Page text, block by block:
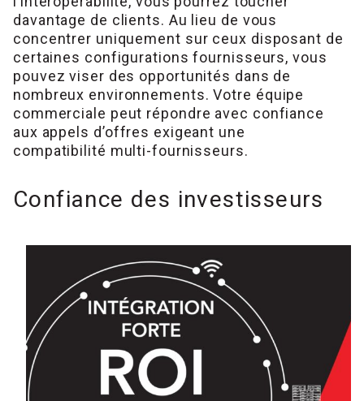
davantage de clients. Au lieu de vous
concentrer uniquement sur ceux disposant de
certaines configurations fournisseurs, vous
pouvez viser des opportunités dans de
nombreux environnements. Votre équipe
commerciale peut répondre avec confiance
aux appels d’offres exigeant une
compatibilité multi-fournisseurs.
Confiance des investisseurs